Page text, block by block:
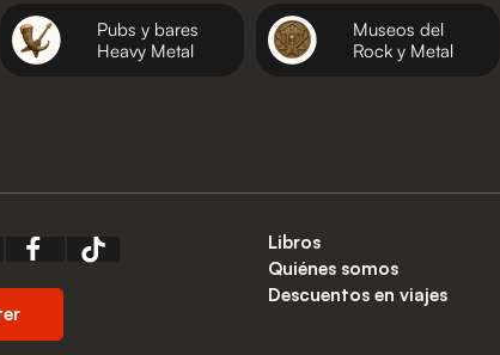
Pubs y bares
Heavy Metal
Museos del
Rock y Metal
Libros
Quiénes somos
Descuentos en viajes